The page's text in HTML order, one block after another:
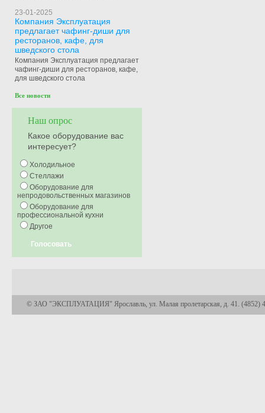
23-01-2025
Компания Эксплуатация
предлагает чафинг-диши для
ресторанов, кафе, для
шведского стола
Компания Эксплуатация предлагает
чафинг-диши для ресторанов, кафе,
для шведского стола
Все новости
Наш опрос
Какое оборудование вас
интересует?
Холодильное
Стеллажи
Оборудование для
непродовольственных магазинов
Оборудование для
профессиональной кухни
Другое
Голосовать
© ЗАО "ЭКСПЛУАТАЦИЯ" Ярославль, ул. Малая пролетарская, д. 41. (4852)